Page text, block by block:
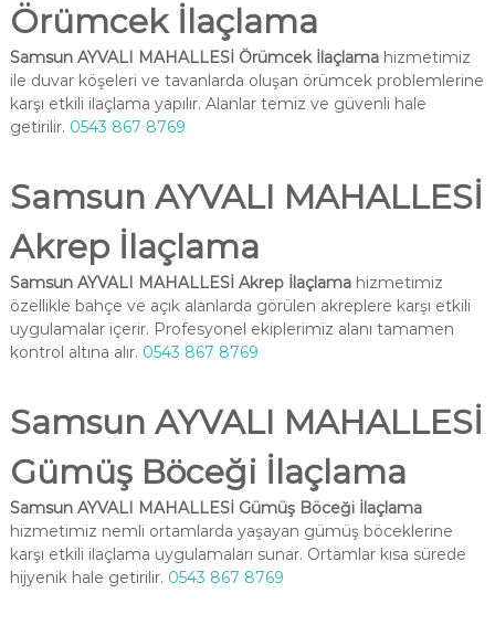
Örümcek İlaçlama
Samsun AYVALI MAHALLESİ Örümcek İlaçlamahizmetimiz
ile duvar köşeleri ve tavanlarda oluşan örümcek problemlerine
karşı etkili ilaçlama yapılır. Alanlar temiz ve güvenli hale
getirilir. 0543 867 8769
Samsun AYVALI MAHALLESİ
Akrep İlaçlama
Samsun AYVALI MAHALLESİ Akrep İlaçlamahizmetimiz
özellikle bahçe ve açık alanlarda görülen akreplere karşı etkili
uygulamalar içerir. Profesyonel ekiplerimiz alanı tamamen
kontrol altına alır. 0543 867 8769
Samsun AYVALI MAHALLESİ
Gümüş Böceği İlaçlama
Samsun AYVALI MAHALLESİ Gümüş Böceği İlaçlama
hizmetimiz nemli ortamlarda yaşayan gümüş böceklerine
karşı etkili ilaçlama uygulamaları sunar. Ortamlar kısa sürede
hijyenik hale getirilir. 0543 867 8769